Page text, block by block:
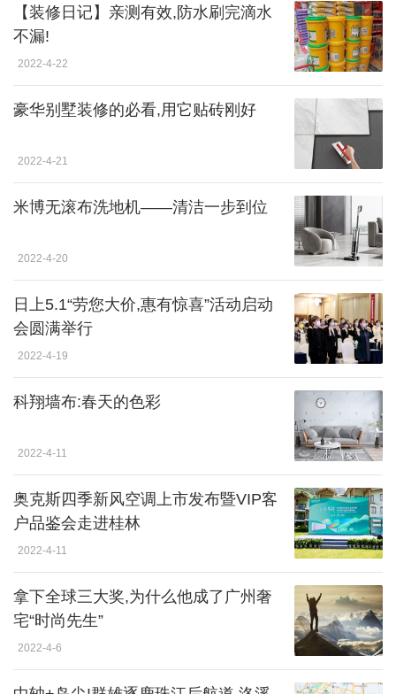
【装修日记】亲测有效,防水刷完滴水
不漏!
2022-4-22
豪华别墅装修的必看,用它贴砖刚好
2022-4-21
米博无滚布洗地机——清洁一步到位
2022-4-20
日上5.1“劳您大价,惠有惊喜”活动启动
会圆满举行
2022-4-19
科翔墙布:春天的色彩
2022-4-11
奥克斯四季新风空调上市发布暨VIP客
户品鉴会走进桂林
2022-4-11
拿下全球三大奖,为什么他成了广州奢
宅“时尚先生”
2022-4-6